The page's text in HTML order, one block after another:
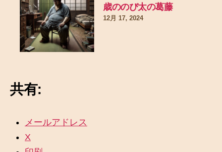
歳ののび太の葛藤
12月 17, 2024
共有:
メールアドレス
X